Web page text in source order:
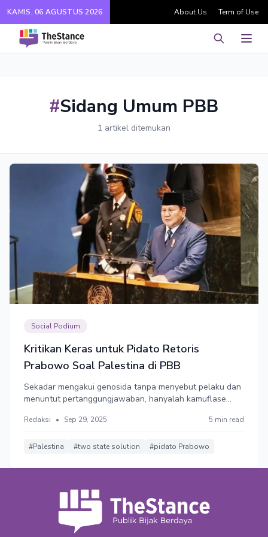
KAMIS, 06 AGUSTUS 2026 About Us Term of Use
Pencarian
#Sidang Umum PBB
1 artikel ditemukan
Social Podium
Kritikan Keras untuk Pidato Retoris
Prabowo Soal Palestina di PBB
Sekadar mengakui genosida tanpa menyebut pelaku dan
menuntut pertanggungjawaban, hanyalah kamuflase
mendukung two-state solution adalah kontradiksi.
mengesahkan penjajahan Israel.
Redaksi • Sep 29, 2025 5 min read
#Palestina #two state solution #pidato Prabowo